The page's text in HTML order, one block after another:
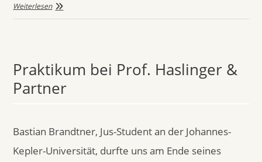
Weiterlesen
Praktikum bei Prof. Haslinger &
Partner
Bastian Brandtner, Jus-Student an der Johannes-
Kepler-Universität, durfte uns am Ende seines